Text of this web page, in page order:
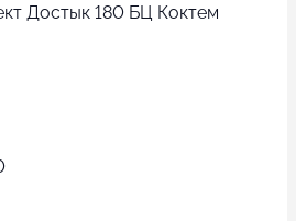
Достык 180 БЦ Коктем